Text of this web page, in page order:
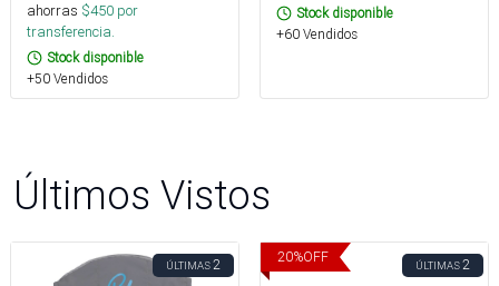
ahorras $450 por
transferencia.
Stock disponible
+50 Vendidos
Stock disponible
+60 Vendidos
Últimos Vistos
ÚLTIMAS2 20%OFF
ÚLTIMAS2